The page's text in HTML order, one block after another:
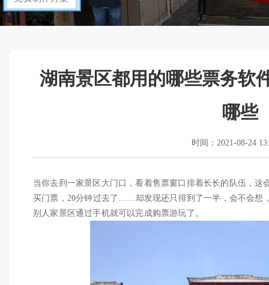
湖南景区都用的哪些票务软
哪些
时间：2021-08-24
当你去到一家景区大门口，看着售票窗口排着长长的队伍，
买门票，20分钟过去了……却发现还只排到了一半，会不会想
别人家景区通过手机就可以完成购票游玩了。